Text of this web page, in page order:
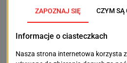
– Na pewno nasza gwiazda